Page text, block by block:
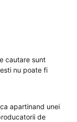
cautare sunt
nu poate fi
apartinand unei
de